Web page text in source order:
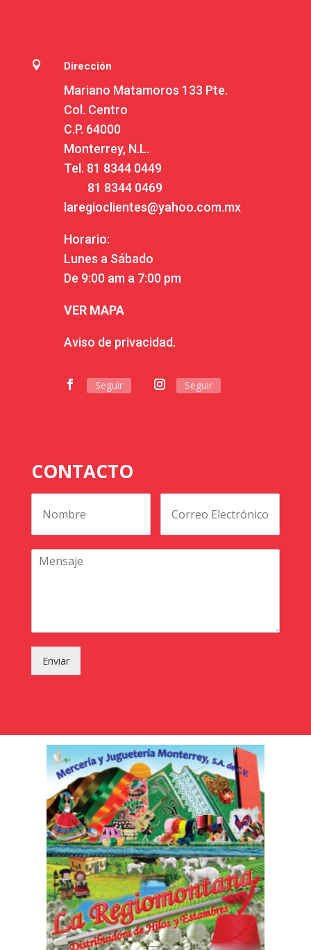
 Dirección
Mariano Matamoros 133 Pte.
Col. Centro
C.P. 64000
Monterrey, N.L.
Tel. 81 8344 0449
81 8344 0469
laregioclientes@yahoo.com.mx
Horario:
Lunes a Sábado
De 9:00 am a 7:00 pm
VER MAPA
Aviso de privacidad.
Seguir Seguir
CONTACTO
Enviar